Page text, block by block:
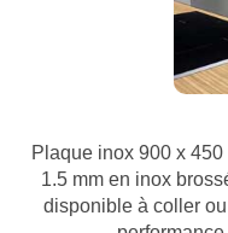
Plaque inox 900 x
1.5 mm en inox
disponible à coller